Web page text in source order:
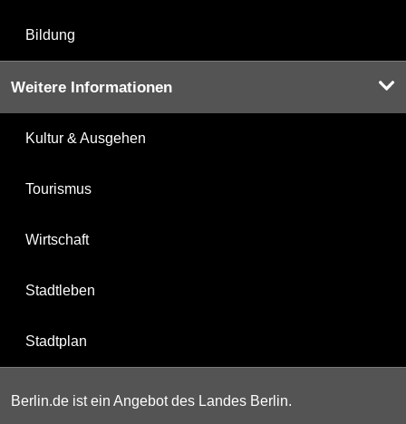
Bildung
Weitere Informationen
Kultur & Ausgehen
Tourismus
Wirtschaft
Stadtleben
Stadtplan
Berlin.de ist ein Angebot des Landes Berlin.